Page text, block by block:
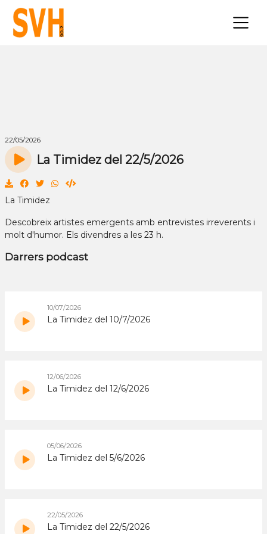
×
22/05/2026
La Timidez del 22/5/2026
La Timidez
Descobreix artistes emergents amb entrevistes irreverents i
molt d'humor. Els divendres a les 23 h.
Darrers podcast
10/07/2026
La Timidez del 10/7/2026
12/06/2026
La Timidez del 12/6/2026
05/06/2026
La Timidez del 5/6/2026
22/05/2026
La Timidez del 22/5/2026